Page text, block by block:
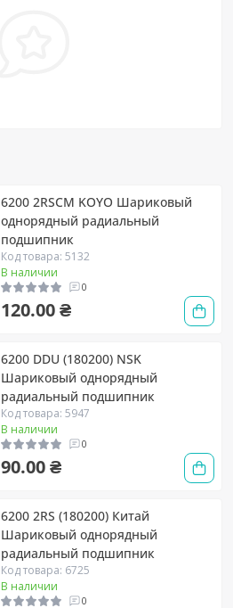
6200 2RSCM KOYO Шариковый
однорядный радиальный
подшипник
Код товара: 5132
В наличии
0
120.00 ₴
6200 DDU (180200) NSK
Шариковый однорядный
радиальный подшипник
Код товара: 5947
В наличии
0
90.00 ₴
6200 2RS (180200) Китай
Шариковый однорядный
радиальный подшипник
Код товара: 6725
В наличии
0